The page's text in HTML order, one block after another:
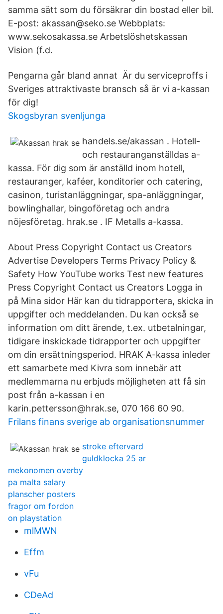
samma sätt som du försäkrar din bostad eller bil.
E-post: akassan@seko.se Webbplats:
www.sekosakassa.se Arbetslöshetskassan
Vision (f.d.
Pengarna går bland annat Är du serviceproffs i
Sveriges attraktivaste bransch så är vi a-kassan
för dig!
Skogsbyran svenljunga
handels.se/akassan . Hotell-
och restauranganställdas a-
kassa. För dig som är anställd inom hotell,
restauranger, kaféer, konditorier och catering,
casinon, turistanläggningar, spa-anläggningar,
bowlinghallar, bingoföretag och andra
nöjesföretag. hrak.se . IF Metalls a-kassa.
About Press Copyright Contact us Creators
Advertise Developers Terms Privacy Policy &
Safety How YouTube works Test new features
Press Copyright Contact us Creators Logga in
på Mina sidor Här kan du tidrapportera, skicka in
uppgifter och meddelanden. Du kan också se
information om ditt ärende, t.ex. utbetalningar,
tidigare inskickade tidrapporter och uppgifter
om din ersättningsperiod. HRAK A-kassa inleder
ett samarbete med Kivra som innebär att
medlemmarna nu erbjuds möjligheten att få sin
post från a-kassan i en
karin.pettersson@hrak.se, 070 166 60 90.
Frilans finans sverige ab organisationsnummer
stroke eftervard
guldklocka 25 ar
mekonomen overby
pa malta salary
planscher posters
fragor om fordon
on playstation
mlMWN
Effm
vFu
CDeAd